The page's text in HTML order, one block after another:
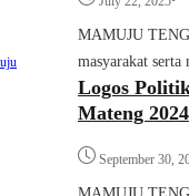
MAMUJU
masyarakat serta
Logos
Mateng 2024
September 30,